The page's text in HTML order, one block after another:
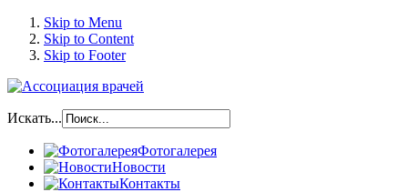
Skip to Menu
Skip to Content
Skip to Footer
Искать...
Фотогалерея
Новости
Контакты